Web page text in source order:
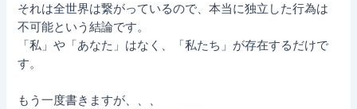
それは全世界は繋がっているので、本当に独立した行為は
不可能という結論です。
「私」や「あなた」はなく、「私たち」が存在するだけで
す。
もう一度書きますが、、、